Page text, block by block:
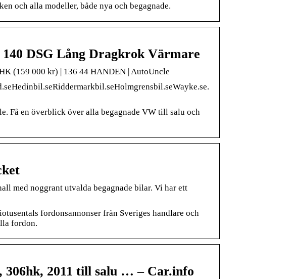
och alla modeller, både nya och begagnade.
DSG Lång Dragkrok Värmare
(159 000 kr) | 136 44 HANDEN | AutoUncle
Få en överblick över alla begagnade VW till salu och
med noggrant utvalda begagnade bilar. Vi har ett
fordonsannonser från Sveriges handlare och
fordon.
2011 till salu … – Car.info